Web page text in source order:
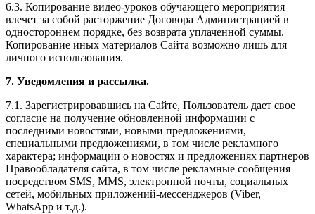
6.3. Копирование видео-уроков обучающего мероприятия
влечет за собой расторжение Договора Администрацией в
одностороннем порядке, без возврата уплаченной суммы.
Копирование иных материалов Сайта возможно лишь для
личного использования.
7. Уведомления и рассылка.
7.1. Зарегистрировавшись на Сайте, Пользователь дает свое
согласие на получение обновленной информации с
последними новостями, новыми предложениями,
специальными предложениями, в том числе рекламного
характера; информации о новостях и предложениях партнеров
Правообладателя сайта, в том числе рекламные сообщения
посредством SMS, MMS, электронной почты, социальных
сетей, мобильных приложений-мессенджеров (Viber,
WhatsApp и т.д.).